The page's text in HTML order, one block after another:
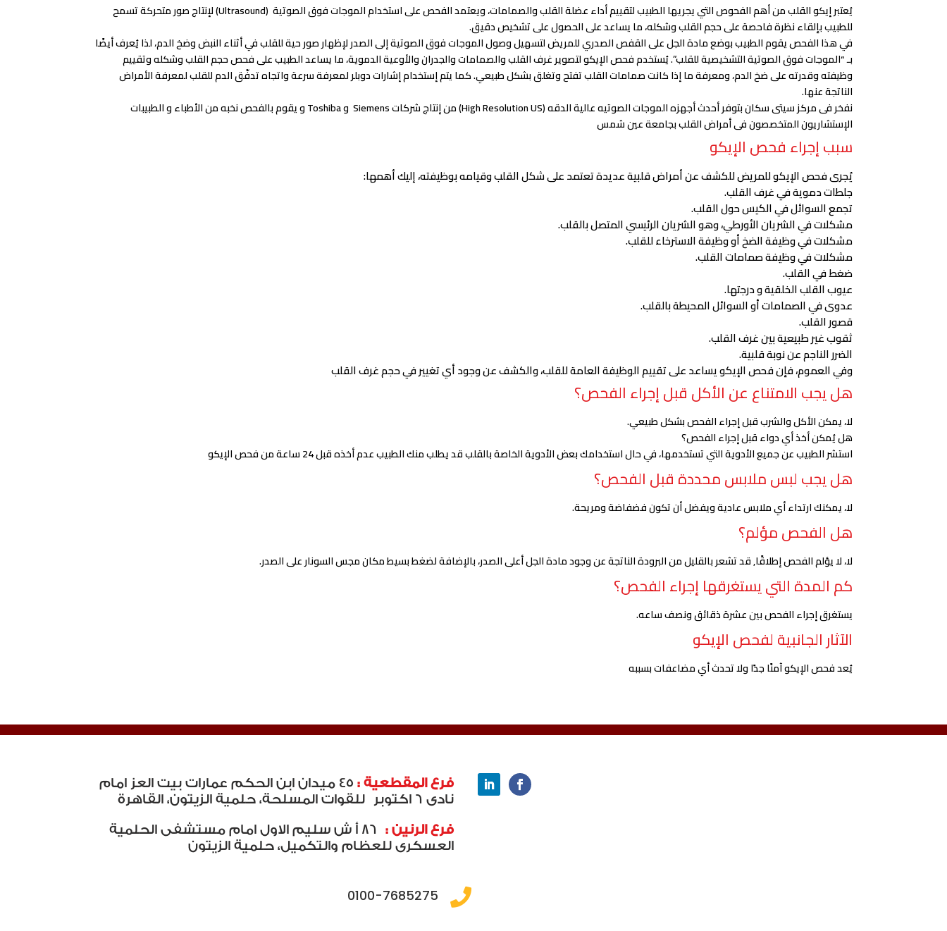
يُعتبر إيكو القلب من أهم الفحوص التي يجريها الطبيب لتقييم أداء عضلة القلب والصمامات، ويعتمد الفحص على استخدام الموجات فوق الصوتية (Ultrasound) لإنتاج صور متحركة تسمح
للطبيب بإلقاء نظرة فاحصة على حجم القلب وشكله، ما يساعد على الحصول على تشخيص دقيق.
في هذا الفحص يقوم الطبيب بوضع مادة الجل على القفص الصدري للمريض لتسهيل وصول الموجات فوق الصوتية إلى الصدر لإظهار صور حية للقلب في أثناء النبض وضخ الدم، لذا يُعرف أيضًا
بـ “الموجات فوق الصوتية التشخيصية للقلب”. يُستخدم فحص الإيكو لتصوير غرف القلب والصمامات والجدران والأوعية الدموية، ما يساعد الطبيب على فحص حجم القلب وشكله وتقييم
وظيفته وقدرته على ضخ الدم، ومعرفة ما إذا كانت صمامات القلب تفتح وتغلق بشكل طبيعي. كما يتم إستخدام إشارات دوبلر لمعرفة سرعة واتجاه تدفّق الدم للقلب لمعرفة الأمراض
الناتجة عنها.
نفخر فى مركز سيتى سكان بتوفر أحدث أجهزه الموجات الصوتيه عالية الدقه (High Resolution US) من إنتاج شركات Siemens و Toshiba و يقوم بالفحص نخبه من الأطباء و الطبيبات
الإستشاريون المتخصصون فى أمراض القلب بجامعة عين شمس
سبب إجراء فحص الإيكو
يُجرى فحص الإيكو للمريض للكشف عن أمراض قلبية عديدة تعتمد على شكل القلب وقيامه بوظيفته، إليك أهمها:
جلطات دموية في غرف القلب.
تجمع السوائل في الكيس حول القلب.
مشكلات في الشريان الأورطي، وهو الشريان الرئيسي المتصل بالقلب.
مشكلات في وظيفة الضخ أو وظيفة الاسترخاء للقلب.
مشكلات في وظيفة صمامات القلب.
ضغط في القلب.
عيوب القلب الخلقية و درجتها.
عدوى في الصمامات أو السوائل المحيطة بالقلب.
قصور القلب.
ثقوب غير طبيعية بين غرف القلب.
الضرر الناجم عن نوبة قلبية.
وفي العموم، فإن فحص الإيكو يساعد على تقييم الوظيفة العامة للقلب، والكشف عن وجود أي تغيير في حجم غرف القلب
هل يجب الامتناع عن الأكل قبل إجراء الفحص؟
لا، يمكن الأكل والشرب قبل إجراء الفحص بشكل طبيعي.
هل يُمكن أخذ أي دواء قبل إجراء الفحص؟
استشر الطبيب عن جميع الأدوية التي تستخدمها، في حال استخدامك بعض الأدوية الخاصة بالقلب قد يطلب منك الطبيب عدم أخذه قبل 24 ساعة من فحص الإيكو
هل يجب لبس ملابس محددة قبل الفحص؟
لا، يمكنك ارتداء أي ملابس عادية ويفضل أن تكون فضفاضة ومريحة.
هل الفحص مؤلم؟
لا، لا يؤلم الفحص إطلاقًا, قد تشعر بالقليل من البرودة الناتجة عن وجود مادة الجل أعلى الصدر، بالإضافة لضغط بسيط مكان مجس السونار على الصدر.
كم المدة التي يستغرقها إجراء الفحص؟
يستغرق إجراء الفحص بين عشرة ذقائق ونصف ساعه.
الآثار الجانبية لفحص الإيكو
يُعد فحص الإيكو آمنًا جدًا ولا تحدث أي مضاعفات بسببه
فرع المقطعية :
45 ميدان ابن الحكم عمارات بيت العز امام
نادى 6 اكتوبر
للقوات المسلحة، حلمية الزيتون، القاهرة
فرع الرنين :
86 أ ش سليم الاول امام مستشفى الحلمية
العسكرى للعظام والتكميل، حلمية الزيتون

0100-7685275